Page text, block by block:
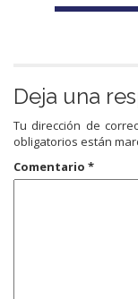
Deja una
Tu dirección de
obligatorios están
Comentario *